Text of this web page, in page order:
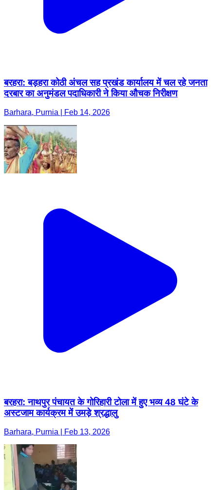
बरहरा: बड़हरा कोठी अंचल सह प्रखंड कार्यालय में चल रहे जनता
दरबार का अनुमंडल पदाधिकारी ने किया औचक निरीक्षण
Barhara, Purnia | Feb 14, 2026
बरहरा: नाथपुर पंचायत के गोरिहारी टोला में हुए भव्य 48 घंटे के
अस्टजाम कार्यक्रम में उमड़े श्रद्धालु
Barhara, Purnia | Feb 13, 2026